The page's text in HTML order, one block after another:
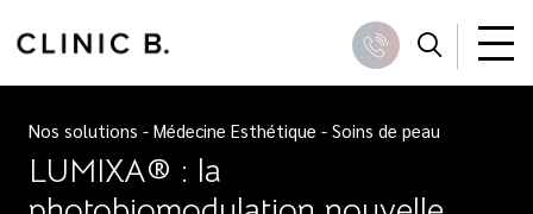
to
Appeler
Nos solutions - Médecine Esthétique - Soins de peau
LUMIXA® : la